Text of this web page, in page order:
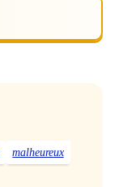
malheureux